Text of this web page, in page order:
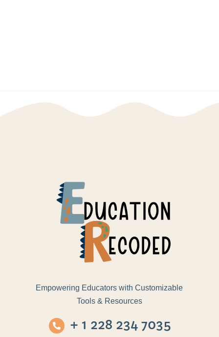
Empowering Educators with Customizable
Tools & Resources
+ 1 228 234 7035